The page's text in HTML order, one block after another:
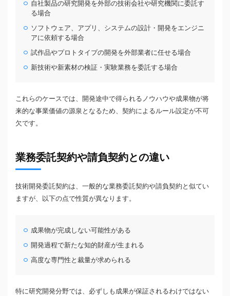
自社製品の研究開発を外部の技術会社や研究機関に委託す
る場合
ソフトウェア、アプリ、システムの設計・開発をエンジニ
アに依頼する場合
試作品やプロトタイプの開発を外部業者に任せる場合
新技術や新素材の検証・実験業務を委託する場合
これらのケースでは、開発途中で得られるノウハウや成果物が将
来的な事業価値の源泉となるため、契約によるルール設定が不可
欠です。
業務委託契約や請負契約との違い
技術開発委託契約は、一般的な業務委託契約や請負契約と似てい
ますが、以下の点で性質が異なります。
成果物が完成しない可能性がある
開発過程で新たな知的財産が生まれる
高度な専門性と裁量が求められる
特に研究開発分野では、必ずしも成果が保証されるわけではない